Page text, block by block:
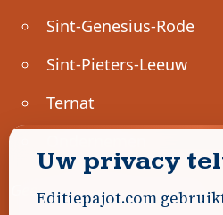
Sint-Genesius-Rode
Sint-Pieters-Leeuw
Ternat
Geen advertenties gevonden.
Uw privacy
Editiepajot.com